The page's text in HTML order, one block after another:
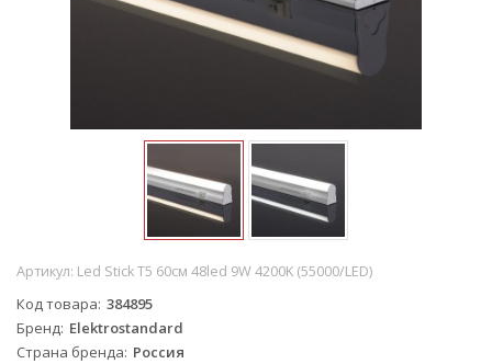
Артикул: Led Stick Т5 60см 48led 9W 4200K (55000/LED)
Код товара 384895
Бренд Elektrostandard
Страна бренда Россия